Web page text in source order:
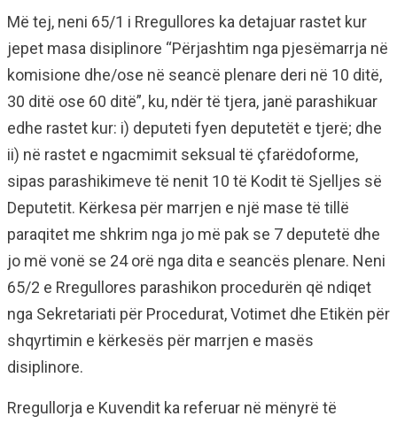
Më tej, neni 65/1 i Rregullores ka detajuar rastet kur
jepet masa disiplinore “Përjashtim nga pjesëmarrja në
komisione dhe/ose në seancë plenare deri në 10 ditë,
30 ditë ose 60 ditë”, ku, ndër të tjera, janë parashikuar
edhe rastet kur: i) deputeti fyen deputetët e tjerë; dhe
ii) në rastet e ngacmimit seksual të çfarëdoforme,
sipas parashikimeve të nenit 10 të Kodit të Sjelljes së
Deputetit. Kërkesa për marrjen e një mase të tillë
paraqitet me shkrim nga jo më pak se 7 deputetë dhe
jo më vonë se 24 orë nga dita e seancës plenare. Neni
65/2 e Rregullores parashikon procedurën që ndiqet
nga Sekretariati për Procedurat, Votimet dhe Etikën për
shqyrtimin e kërkesës për marrjen e masës
disiplinore.
Rregullorja e Kuvendit ka referuar në mënyrë të